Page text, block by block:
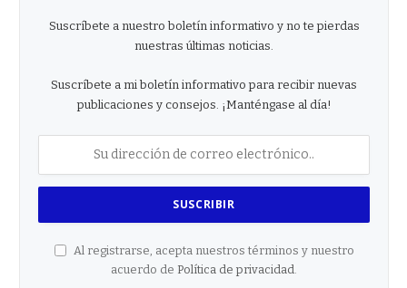
Suscríbete a nuestro boletín informativo y no te pierdas
nuestras últimas noticias.
Suscríbete a mi boletín informativo para recibir nuevas
publicaciones y consejos. ¡Manténgase al día!
Al registrarse, acepta nuestros términos y nuestro
acuerdo de Política de privacidad